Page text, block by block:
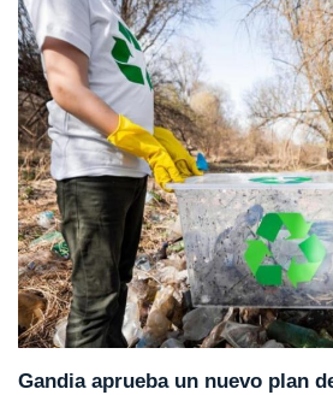
Gandia aprueba un nuevo plan